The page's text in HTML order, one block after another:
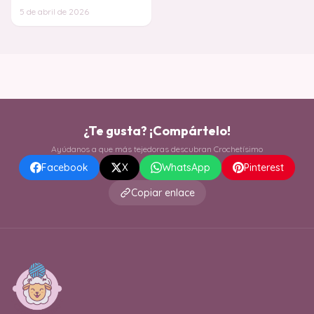
arcoíris y conver
5 de abril de 2026
¿Te gusta? ¡Compártelo!
Ayúdanos a que más tejedoras descubran Crochetísimo
Facebook X WhatsApp
Pinterest
Copiar enlace